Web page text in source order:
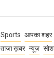
Sports आपका शहर
ताज़ा ख़बर न्यूज़